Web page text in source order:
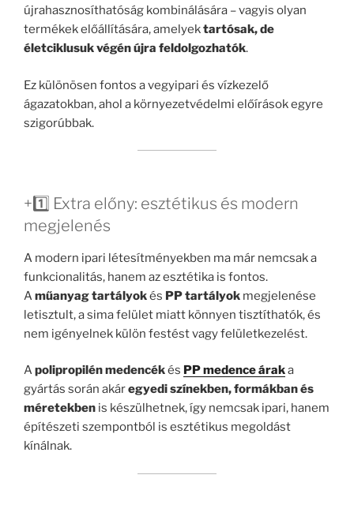
újrahasznosíthatóság kombinálására – vagyis olyan
termékek előállítására, amelyektartósak, de
életciklusuk végén újra feldolgozhatók.
Ez különösen fontos a vegyipari és vízkezelő
ágazatokban, ahol a környezetvédelmi előírások egyre
szigorúbbak.
+1️⃣ Extra előny: esztétikus és modern
megjelenés
A modern ipari létesítményekben ma már nemcsak a
funkcionalitás, hanem az esztétika is fontos.
Aműanyag tartályokés PP tartályok megjelenése
letisztult, a sima felület miatt könnyen tisztíthatók, és
nem igényelnek külön festést vagy felületkezelést.
Apolipropilén medencékés PP medence áraka
gyártás során akáregyedi színekben, formákban és
méretekben is készülhetnek, így nemcsak ipari, hanem
építészeti szempontból is esztétikus megoldást
kínálnak.